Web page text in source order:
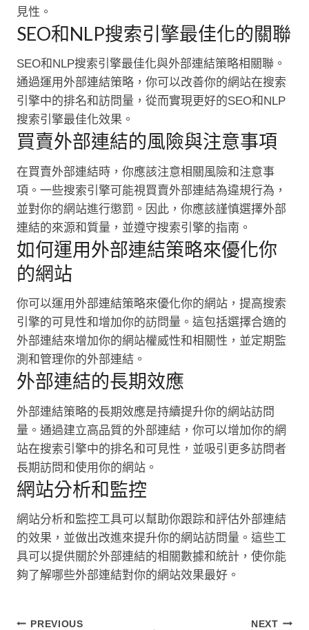
見性。
SEO和NLP搜索引擎最佳化的關聯
SEO和NLP搜索引擎最佳化與外部連結策略相關聯。
通過運用外部連結策略，你可以改善你的網站在搜索
引擎中的排名和訪問量，從而實現更好的SEO和NLP
搜索引擎最佳化效果。
買賣外部連結的風險與注意事項
在買賣外部連結時，你應該注意相關風險和注意事
項。一些搜索引擎可能視買賣外部連結為違規行為，
並對你的網站進行懲罰。因此，你應該謹慎選擇外部
連結的來源和質量，並遵守搜索引擎的指南。
如何運用外部連結策略來優化你
的網站
你可以運用外部連結策略來優化你的網站，提高搜索
引擎的可見性和增加你的訪問量。這包括選擇合適的
外部連結來增加你的網站權威性和相關性，並定期監
測和管理你的外部連結。
外部連結的長期效應
外部連結策略的長期效應是持續提升你的網站訪問
量。通過建立高品質的外部連結，你可以增加你的網
站在搜索引擎中的排名和可見性，並吸引更多訪問者
長期訪問和使用你的網站。
網站分析和監控
網站分析和監控工具可以幫助你跟踪和評估外部連結
的效果，並做出改進來提升你的網站訪問量。這些工
具可以提供關於外部連結的相關數據和統計，使你能
夠了解哪些外部連結對你的網站效果最好。
PREVIOUS NEXT